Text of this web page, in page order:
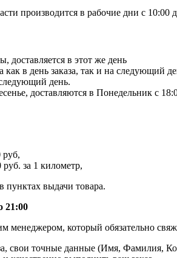
производится в рабочие дни с 10:00
доставляется в этот же день
в день заказа, так и на следующий
день.
доставляются в Понедельник с
руб,
за 1 километр,
пунктах выдачи товара.
21:00
менеджером, который обязательно
свои точные данные (Имя, Фамилия,